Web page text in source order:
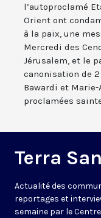
l’autoproclamé
Orient ont
à la paix, une
Mercredi des
Jérusalem, et le
canonisation de
Bawardi et
proclamées
Terra
Actualité des
reportages et
semaine par le